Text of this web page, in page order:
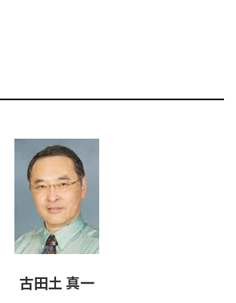
古田土 真一